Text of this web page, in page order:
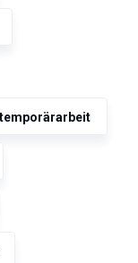
temporärarbeit